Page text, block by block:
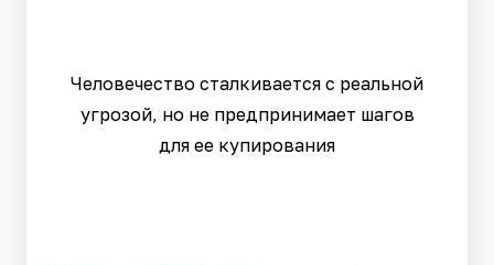
Человечество сталкивается с реальной
угрозой, но не предпринимает шагов
для ее купирования